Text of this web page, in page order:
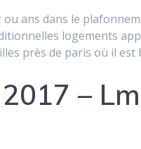
ans dans le
logements
près de paris où il est
–